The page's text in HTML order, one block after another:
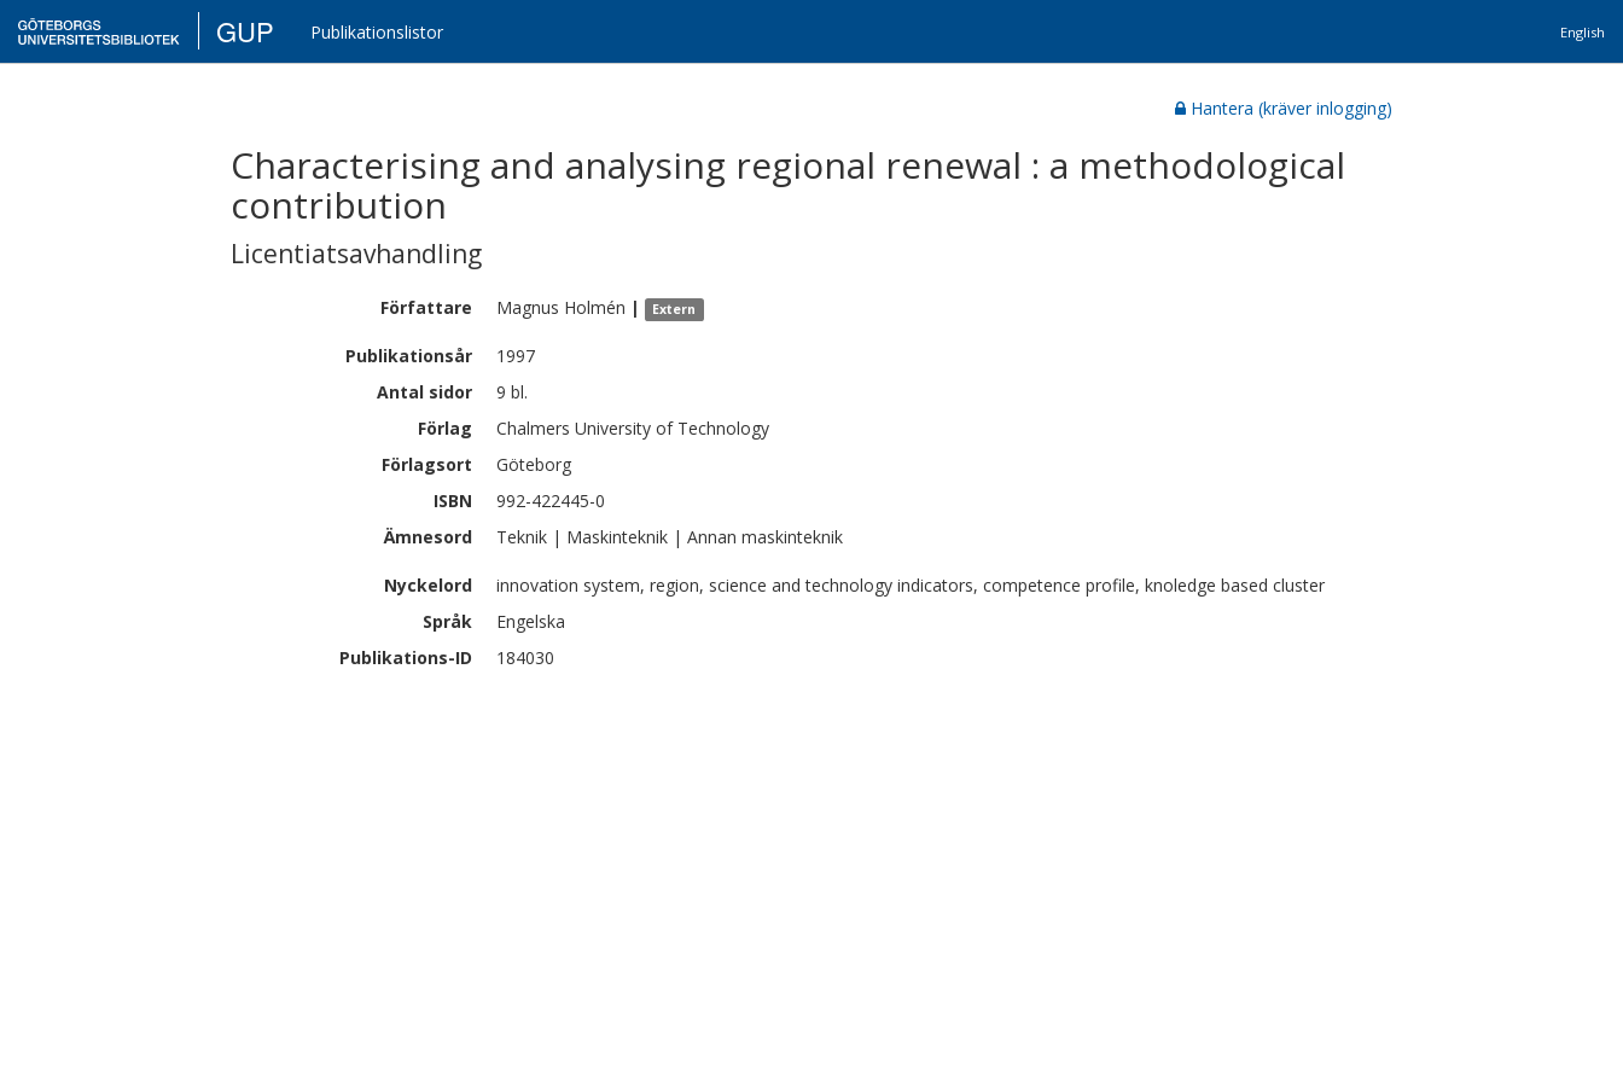
GUP Publikationslistor English
Hantera (kräver inlogging)
Characterising and analysing regional renewal : a methodological
contribution
Licentiatsavhandling
Författare Magnus Holmén | Extern
Publikationsår
1997
Antal sidor
9 bl.
Förlag
Chalmers University of Technology
Förlagsort
Göteborg
ISBN
992-422445-0
Ämnesord
Teknik | Maskinteknik | Annan maskinteknik
Nyckelord
innovation system, region, science and technology indicators, competence profile, knoledge based cluster
Språk
Engelska
Publikations-ID
184030